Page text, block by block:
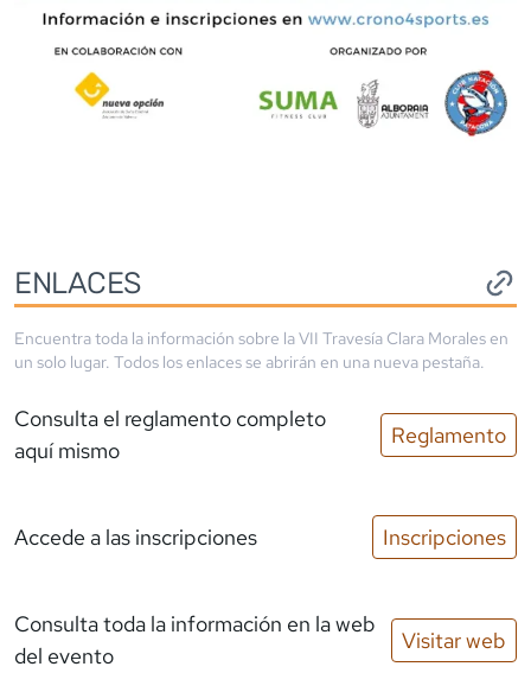
ENLACES
Encuentra toda la información sobre laVII Travesía Clara Morales en
un solo lugar. Todos los enlaces se abrirán en una nueva pestaña.
Consulta el reglamento completo
aquí mismo
Reglamento
Accede a las inscripciones Inscripciones
Consulta toda la información en la web
del evento
Visitar web